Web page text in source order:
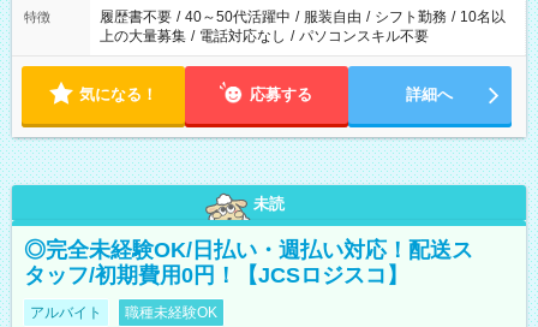
特徴 履歴書不要 / 40～50代活躍中 / 服装自由 / シフト勤務 / 10名以
上の大量募集 / 電話対応なし / パソコンスキル不要
気になる！ 応募する 詳細へ
未読
◎完全未経験OK/日払い・週払い対応！配送ス
タッフ/初期費用0円！【JCSロジスコ】
アルバイト 職種未経験OK